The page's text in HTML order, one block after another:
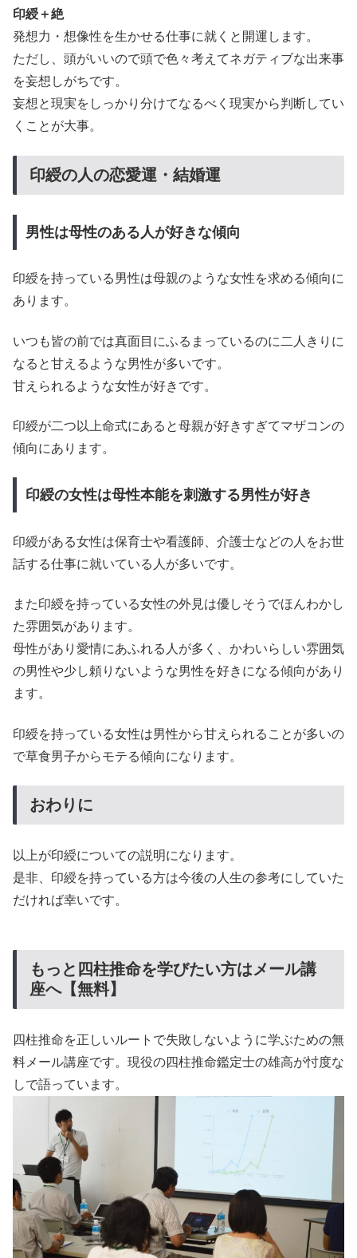
印綬＋絶
発想力・想像性を生かせる仕事に就くと開運します。
ただし、頭がいいので頭で色々考えてネガティブな出来事
を妄想しがちです。
妄想と現実をしっかり分けてなるべく現実から判断してい
くことが大事。
印綬の人の恋愛運・結婚運
男性は母性のある人が好きな傾向
印綬を持っている男性は母親のような女性を求める傾向に
あります。
いつも皆の前では真面目にふるまっているのに二人きりに
なると甘えるような男性が多いです。
甘えられるような女性が好きです。
印綬が二つ以上命式にあると母親が好きすぎてマザコンの
傾向にあります。
印綬の女性は母性本能を刺激する男性が好き
印綬がある女性は保育士や看護師、介護士などの人をお世
話する仕事に就いている人が多いです。
また印綬を持っている女性の外見は優しそうでほんわかし
た雰囲気があります。
母性があり愛情にあふれる人が多く、かわいらしい雰囲気
の男性や少し頼りないような男性を好きになる傾向があり
ます。
印綬を持っている女性は男性から甘えられることが多いの
で草食男子からモテる傾向になります。
おわりに
以上が印綬についての説明になります。
是非、印綬を持っている方は今後の人生の参考にしていた
だければ幸いです。
もっと四柱推命を学びたい方はメール講
座へ【無料】
四柱推命を正しいルートで失敗しないように学ぶための無
料メール講座です。現役の四柱推命鑑定士の雄高が忖度な
しで語っています。